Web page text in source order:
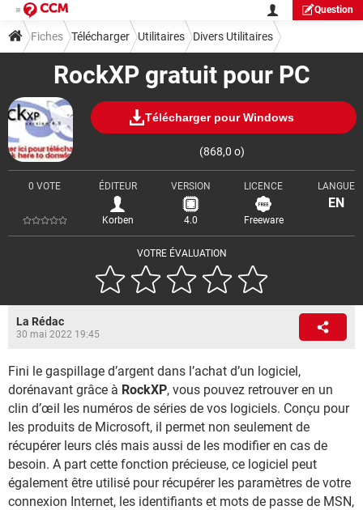
Question
RockXP gratuit pour PC
Télécharger pour Windows
(868,0 o)
VOTRE ÉVALUATION
0 VOTE ÉDITEUR
Korben
VERSION
4.0
LICENCE
Freeware
LANGUE
EN
Fiches Télécharger Utilitaires Divers Utilitaires
La Rédac
30 mai 2022 19:45
Fini le gaspillage d’argent dans l’achat d’un logiciel,
dorénavant grâce à RockXP, vous pouvez retrouver en un
clin d’œil les numéros de séries de vos logiciels. Conçu pour
les produits de Microsoft, il permet non seulement de
récupérer leurs clés mais aussi de les modifier en cas de
besoin. A part cette fonction précieuse, ce logiciel peut
également être utilisé pour récupérer les paramètres de votre
connexion Internet, les identifiants et mots de passe de MSN,